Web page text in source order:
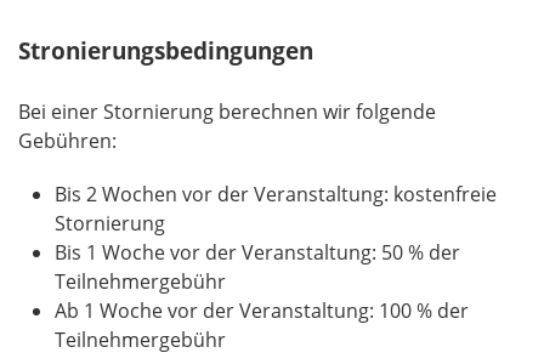
Stronierungsbedingungen
Bei einer Stornierung berechnen wir folgende
Gebühren:
Bis 2 Wochen vor der Veranstaltung: kostenfreie
Stornierung
Bis 1 Woche vor der Veranstaltung: 50 % der
Teilnehmergebühr
Ab 1 Woche vor der Veranstaltung: 100 % der
Teilnehmergebühr